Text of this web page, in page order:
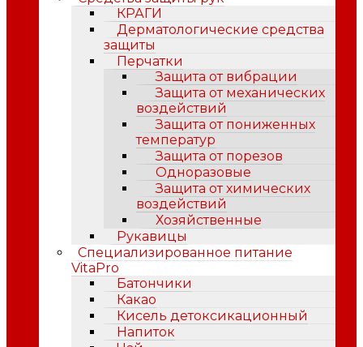
КРАГИ
Дерматологические средства
защиты
Перчатки
Защита от вибрации
Защита от механических
воздействий
Защита от пониженных
температур
Защита от порезов
Одноразовые
Защита от химических
воздействий
Хозяйственные
Рукавицы
Специализированное питание
VitaPro
Батончики
Какао
Кисель детоксикационный
Напиток